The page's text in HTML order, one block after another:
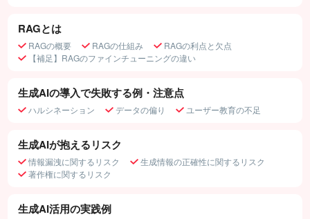
RAGとは
RAGの概要 RAGの仕組み
RAGの利点と欠点
【補足】RAGのファインチューニングの違い
生成AIの導入で失敗する例・注意点
ハルシネーション データの偏り ユーザー教育の不足
生成AIが抱えるリスク
情報漏洩に関するリスク
生成情報の正確性に関するリスク
著作権に関するリスク
生成AI活用の実践例